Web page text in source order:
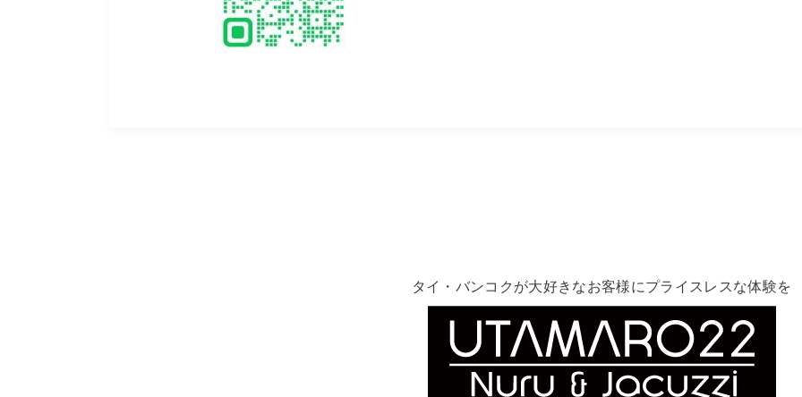
タイ・バンコクが大好きなお客様にプライスレスな体験を